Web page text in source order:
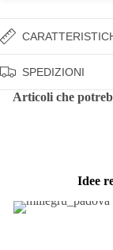
SPEDIZIONI
Articoli che
Idee